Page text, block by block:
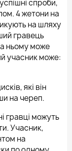
спроби,
4 жетони на
на шляху
гравець
ньому може
учасник може:
які він
на череп.
гравці можуть
Учасник,
на